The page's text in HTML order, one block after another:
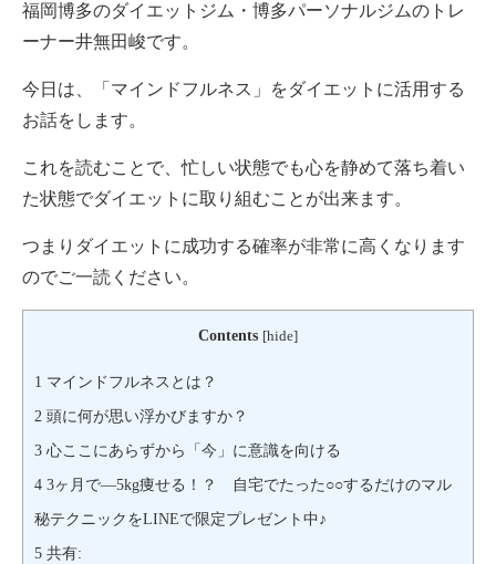
福岡博多のダイエットジム・博多パーソナルジムのトレ
ーナー井無田峻です。
今日は、「マインドフルネス」をダイエットに活用する
お話をします。
これを読むことで、忙しい状態でも心を静めて落ち着い
た状態でダイエットに取り組むことが出来ます。
つまりダイエットに成功する確率が非常に高くなります
のでご一読ください。
Contents [hide]
1 マインドフルネスとは？
2 頭に何が思い浮かびますか？
3 心ここにあらずから「今」に意識を向ける
4 3ヶ月で―5kg痩せる！？ 自宅でたった○○するだけのマル
秘テクニックをLINEで限定プレゼント中♪
5 共有: